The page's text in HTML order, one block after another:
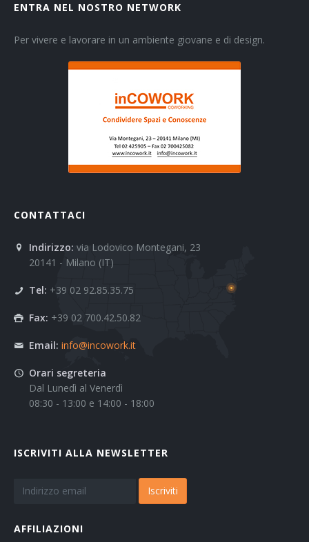
ENTRA NEL NOSTRO NETWORK
Per vivere e lavorare in un ambiente giovane e di design.
CONTATTACI
Indirizzo: via Lodovico Montegani, 23
20141 - Milano (IT)
Tel: +39 02 92.85.35.75
Fax: +39 02 700.42.50.82
Email: info@incowork.it
Orari segreteria
Dal Lunedì al Venerdì
08:30 - 13:00 e 14:00 - 18:00
ISCRIVITI ALLA NEWSLETTER
Iscriviti
AFFILIAZIONI